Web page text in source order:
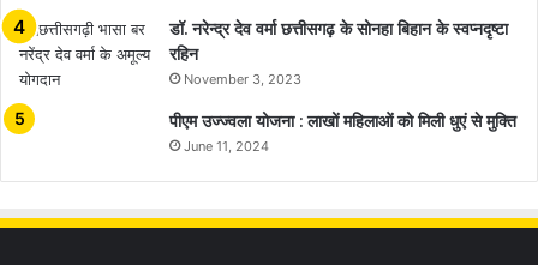
डॉ. नरेन्द्र देव वर्मा छत्तीसगढ़ के सोनहा बिहान के स्वप्नदृष्टा
रहिन
November 3, 2023
पीएम उज्ज्वला योजना : लाखों महिलाओं को मिली धुएं से मुक्ति
June 11, 2024